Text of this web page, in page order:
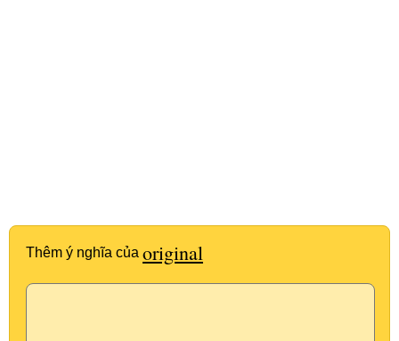
Thêm ý nghĩa của original